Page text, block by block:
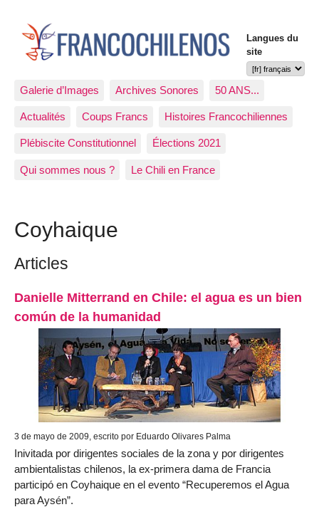
Langues du
site
Galerie d’Images Archives Sonores 50 ANS...
Actualités Coups Francs Histoires Francochiliennes
Plébiscite Constitutionnel Élections 2021
Qui sommes nous ? Le Chili en France
Coyhaique
Articles
Danielle Mitterrand en Chile: el agua es un bien
común de la humanidad
3 de mayo de 2009, escrito por Eduardo Olivares Palma
Inivitada por dirigentes sociales de la zona y por dirigentes
ambientalistas chilenos, la ex-primera dama de Francia
participó en Coyhaique en el evento “Recuperemos el Agua
para Aysén”.